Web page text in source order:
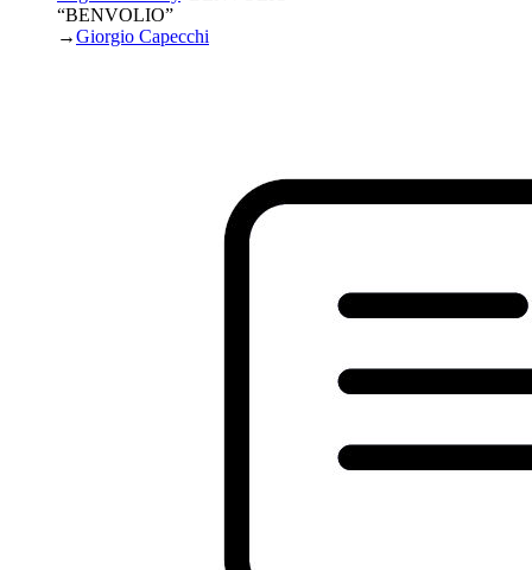
“BENVOLIO”
→Giorgio Capecchi